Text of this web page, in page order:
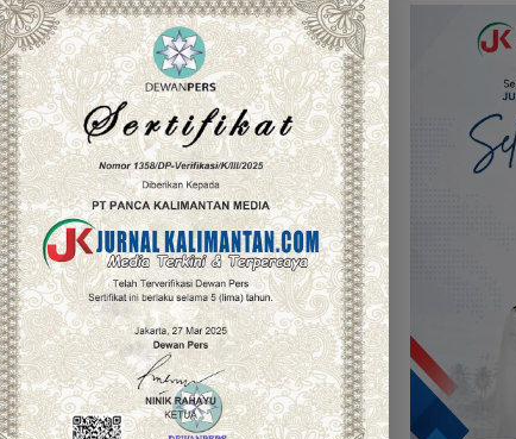
Rini Mauliana.
guru, pegiat literasi, pustakawan,
dan pelajar.
Mutu Perpustakaan Sekolah
Bangun Masyarakat Cerdas Informasi
IPLM dan TGM
Perpustakaan Sekolah
Kuno Diakui Secara Nasional
Budaya Literasi